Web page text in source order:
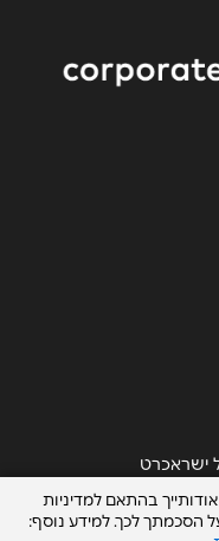
ישראכרט
בהתאם למדיניות
הסכמתך לכך. למידע נוסף: